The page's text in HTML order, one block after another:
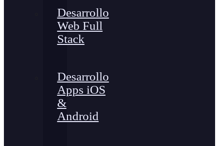
Desarrollo
Web Full
Stack
Desarrollo
Apps iOS
&
Android